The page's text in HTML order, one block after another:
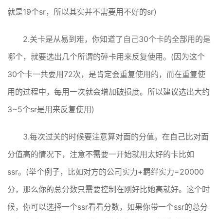
就是19个sr，所以其实并不需要用不好的sr)
2.关卡是从易到难，你知道了自己30个卡的全部用的是
哪个，就要选出几个所谓的碎卡用来反复使用。(因为这个
30个卡一共要用72次，是肯定会重复使用的，而在重复使
用的过程中，每用一次就会增加破损度。所以建议选出大约
3~5个sr是用来反复使用)
3.每次过关的时候要注意算对面的分值。在自己比对面
分值高的情况下，注意不需要一开始就用太好的卡比如
ssr。(举个例子，比如对方的公司实力+羁绊实力=20000
分，那么你的总分数只需要控制在刚好比她高就好。这个时
候，你可以选择一个ssr看看分数，如果你带一个ssr的总分